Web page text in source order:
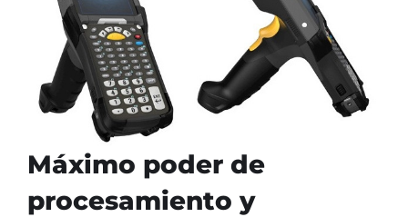
Máximo poder de
procesamiento y